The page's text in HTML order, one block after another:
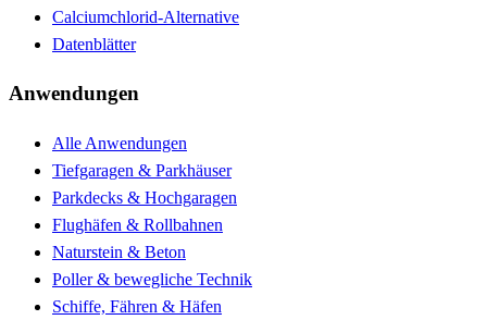
Calciumchlorid-Alternative
Datenblätter
Anwendungen
Alle Anwendungen
Tiefgaragen & Parkhäuser
Parkdecks & Hochgaragen
Flughäfen & Rollbahnen
Naturstein & Beton
Poller & bewegliche Technik
Schiffe, Fähren & Häfen